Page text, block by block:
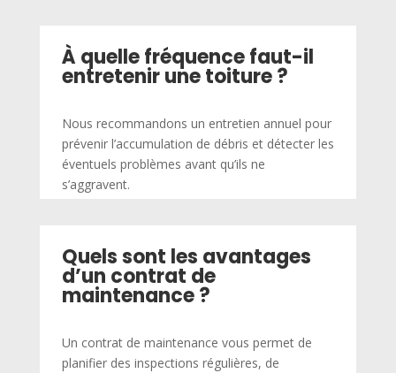
À quelle fréquence faut-il
entretenir une toiture ?
Nous recommandons un entretien annuel pour
prévenir l’accumulation de débris et détecter les
éventuels problèmes avant qu’ils ne
s’aggravent.
Quels sont les avantages
d’un contrat de
maintenance ?
Un contrat de maintenance vous permet de
planifier des inspections régulières, de